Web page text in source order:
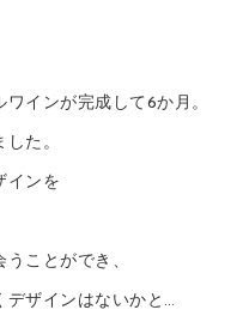
インが完成して6か月。
た。
インを
ことができ、
デザインはないかと…